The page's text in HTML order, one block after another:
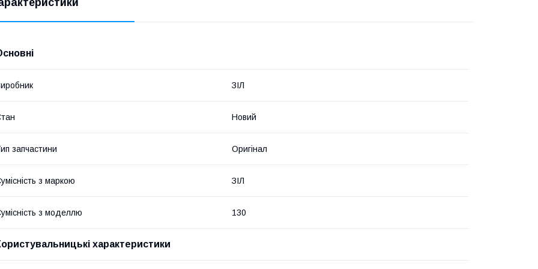
ЗІЛ
Новий
запчастини Оригінал
з маркою ЗІЛ
з моделлю 130
характеристики